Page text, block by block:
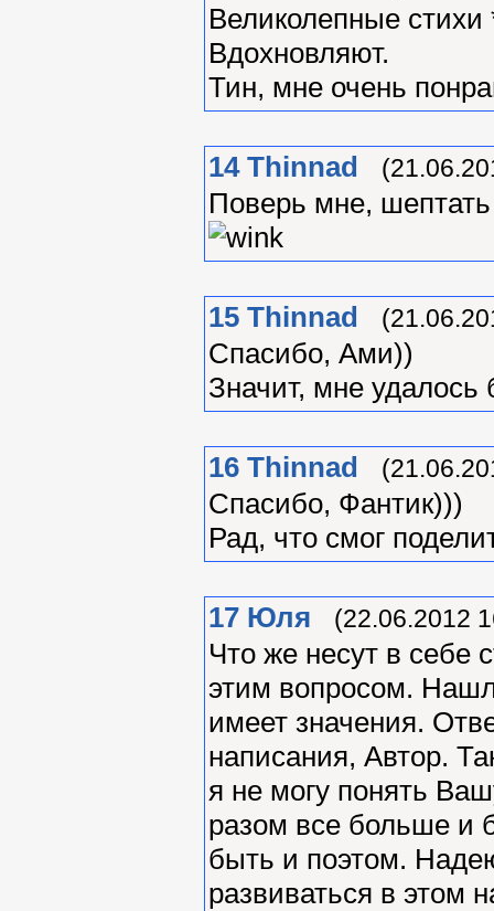
Великолепные стихи
Вдохновляют.
Тин, мне очень
14 Thinnad
Поверь мне,
15 Thinnad
Спасибо, Ами))
Значит, мне
16 Thinnad
Спасибо, Фантик)))
Рад, что смог
17 Юля (22.06.2012
Что же несут в себе
этим вопросом.
имеет значения.
написания, Автор.
я не могу понять
разом все больше и
быть и поэтом.
развиваться в этом